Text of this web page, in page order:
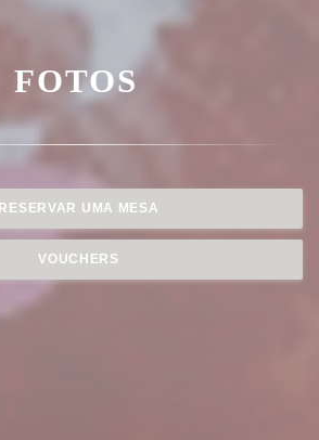
FOTOS
RESERVAR UMA MESA
VOUCHERS